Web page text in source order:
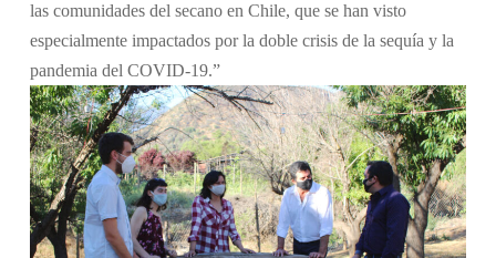
las comunidades del secano en Chile, que se han visto
especialmente impactados por la doble crisis de la sequía y la
pandemia del COVID-19.”